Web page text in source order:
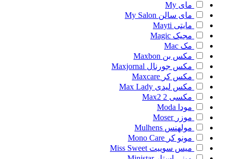
مای My
مای سالن My Salon
مایتی Mayti
مجیک Magic
مک Mac
مکس بن Maxbon
مکس جورنال Maxjornal
مکس کر Maxcare
مکس لیدی Max Lady
مکسی 2
Max2
مودا Moda
موزر Moser
مولهنس Mulhens
مونو کر Mono Care
میس سوییت Miss Sweet